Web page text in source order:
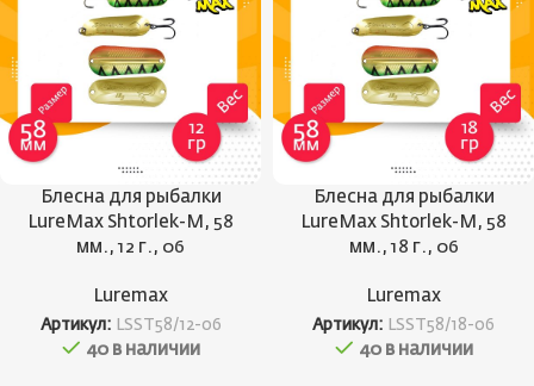
Блесна для рыбалки
LureMax Shtorlek-M, 58
мм., 12 г., 06
Luremax
Артикул: LSST58/12-06
40 в наличии
Блесна для рыбалки
LureMax Shtorlek-M, 58
мм., 18 г., 06
Luremax
Артикул: LSST58/18-06
40 в наличии